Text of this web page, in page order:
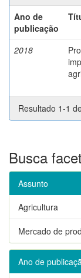
Ano de
publicação
2018
Resultado 1-1
Busca
Assunto
Agricultura
Mercado de
Ano de